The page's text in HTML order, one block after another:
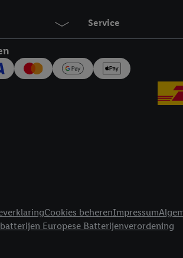
Service
Cookies beherenImpressum
Europese Batterijenverordening